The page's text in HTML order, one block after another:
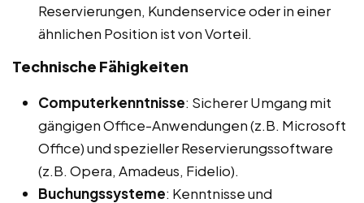
Reservierungen, Kundenservice oder in einer
ähnlichen Position ist von Vorteil.
Technische Fähigkeiten
Computerkenntnisse: Sicherer Umgang mit
gängigen Office-Anwendungen (z.B. Microsoft
Office) und spezieller Reservierungssoftware
(z.B. Opera, Amadeus, Fidelio).
Buchungssysteme: Kenntnisse und